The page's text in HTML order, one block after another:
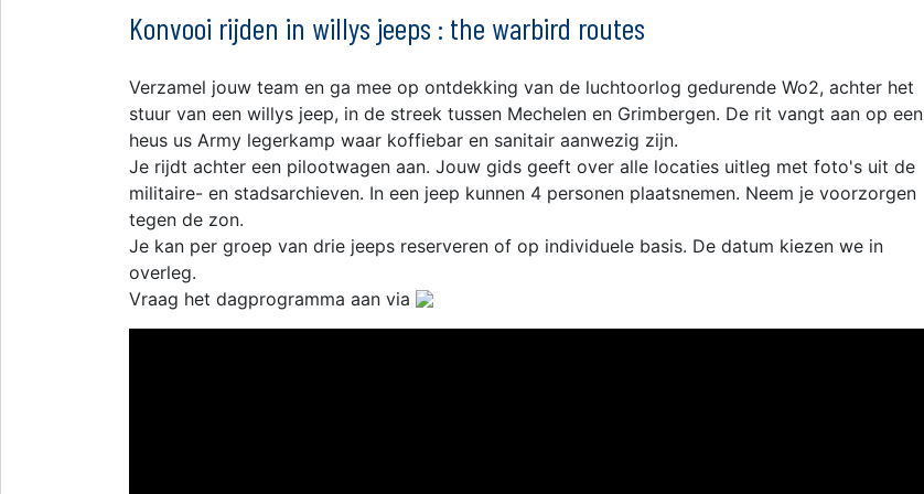
Konvooi rijden in willys jeeps : the warbird routes
Verzamel jouw team en ga mee op ontdekking van de luchtoorlog gedurende Wo2, achter het
stuur van een willys jeep, in de streek tussen Mechelen en Grimbergen. De rit vangt aan op een
heus us Army legerkamp waar koffiebar en sanitair aanwezig zijn.
Je rijdt achter een pilootwagen aan. Jouw gids geeft over alle locaties uitleg met foto's uit de
militaire- en stadsarchieven. In een jeep kunnen 4 personen plaatsnemen. Neem je voorzorgen
tegen de zon.
Je kan per groep van drie jeeps reserveren of op individuele basis. De datum kiezen we in
overleg.
Vraag het dagprogramma aan via